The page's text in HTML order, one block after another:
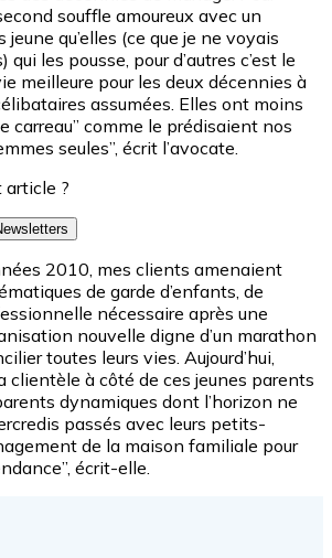
souffle amoureux avec un
qu’elles (ce que je ne voyais
les pousse, pour d’autres c’est le
meilleure pour les deux décennies à
assumées. Elles ont moins
carreau” comme le prédisaient nos
seules”, écrit l’avocate.
article ?
2010, mes clients amenaient
de garde d’enfants, de
nécessaire après une
nouvelle digne d’un marathon
toutes leurs vies. Aujourd’hui,
clientèle à côté de ces jeunes parents
dynamiques dont l’horizon ne
passés avec leurs petits-
de la maison familiale pour
écrit-elle.